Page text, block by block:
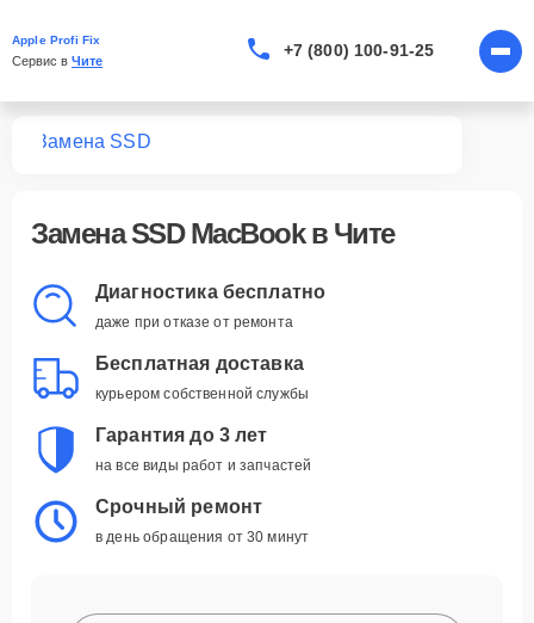
Apple Profi Fix
Сервис в Чите
+7 (800) 100-91-25
Замена SSD
Замена SSD MacBook в Чите
Диагностика бесплатно
даже при отказе от ремонта
Бесплатная доставка
курьером собственной службы
Гарантия до 3 лет
на все виды работ и запчастей
Срочный ремонт
в день обращения от 30 минут